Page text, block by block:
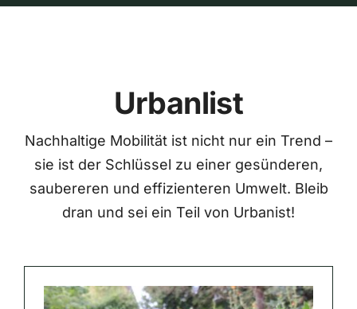
Urbanlist
Nachhaltige Mobilität ist nicht nur ein Trend –
sie ist der Schlüssel zu einer gesünderen,
saubereren und effizienteren Umwelt. Bleib
dran und sei ein Teil von Urbanist!